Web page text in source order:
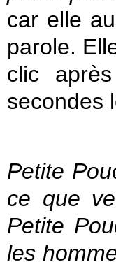
car elle
parole.
clic
secondes
Petite
ce que
Petite
les